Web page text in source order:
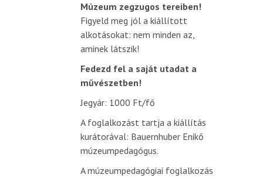
Múzeum zegzugos tereiben!
Figyeld meg jól a kiállított
alkotásokat: nem minden az,
aminek látszik!
Fedezd fel a saját utadat a
művészetben!
Jegyár: 1000 Ft/fő
A foglalkozást tartja a kiállítás
kurátorával: Bauernhuber Enikő
múzeumpedagógus.
A múzeumpedagógiai foglalkozás